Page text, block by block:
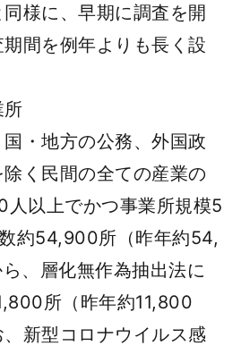
様に、早期に調査を開
間を例年よりも長く設
所
・地方の公務、外国政
く民間の全ての産業の
人以上でかつ事業所規模5
約54,900所（昨年約54,
、層化無作為抽出法に
所（昨年約11,800
新型コロナウイルス感